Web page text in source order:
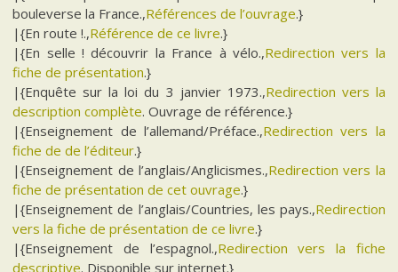
bouleverse la France.,Références de l’ouvrage.}
|{En route !.,Référence de ce livre.}
|{En selle ! découvrir la France à vélo.,Redirection vers la
fiche de présentation.}
|{Enquête sur la loi du 3 janvier 1973.,Redirection vers la
description complète. Ouvrage de référence.}
|{Enseignement de l’allemand/Préface.,Redirection vers la
fiche de de l’éditeur.}
|{Enseignement de l’anglais/Anglicismes.,Redirection vers la
fiche de présentation de cet ouvrage.}
|{Enseignement de l’anglais/Countries, les pays.,Redirection
vers la fiche de présentation de ce livre.}
|{Enseignement de l’espagnol.,Redirection vers la fiche
descriptive. Disponible sur internet.}